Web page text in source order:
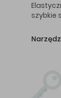
szybkie